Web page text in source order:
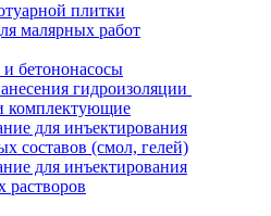
плитки
малярных работ
бетононасосы
гидроизоляции
комплектующие
для инъектирования
составов (смол, гелей)
для инъектирования
растворов